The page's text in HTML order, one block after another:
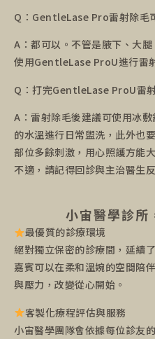
Q：GentleLase Pro雷射除毛
A：都可以。不管是腋下、大
使用GentleLase ProU進行雷
Q：打完GentleLase ProU雷
A：雷射除毛後建議可使用冰
的水溫進行日常盥洗，此外也
部位多餘刺激，用心照護方能
不適，請記得回診與主治醫生
小宙醫學診所
最優質的診療環境
絕對獨立保密的診療間，延續
嘉賓可以在柔和溫婉的空間陪
與壓力，改變從心開始。
客製化療程評估與服務
小宙醫學團隊會依據每位診友